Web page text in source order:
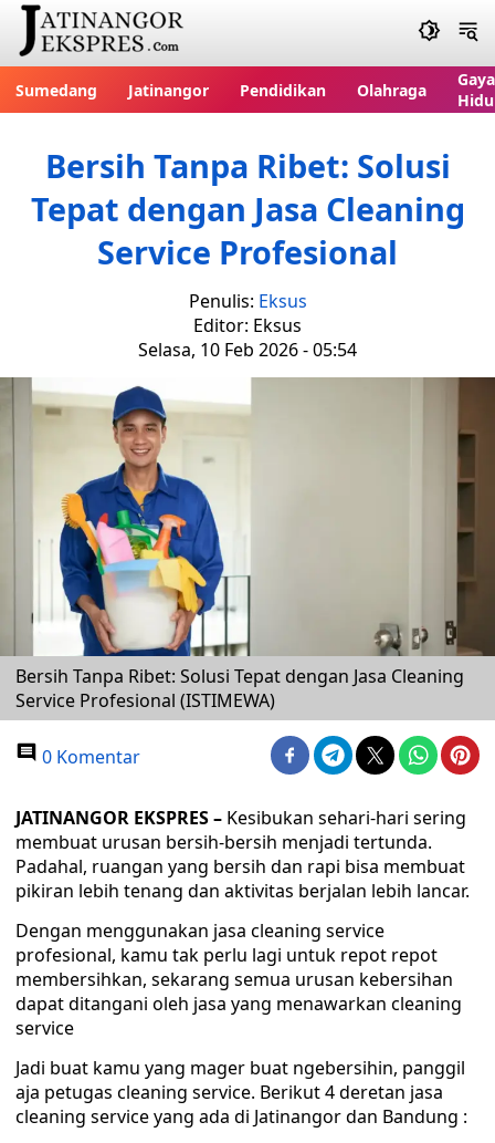
Sumedang Jatinangor Pendidikan Olahraga
Gaya
Bersih Tanpa Ribet: Solusi
Tepat dengan Jasa Cleaning
Service Profesional
Penulis: Eksus
Editor: Eksus
Selasa, 10 Feb 2026 - 05:54
Bersih Tanpa Ribet: Solusi Tepat dengan Jasa Cleaning
Service Profesional (ISTIMEWA)
0 Komentar
JATINANGOR EKSPRES – Kesibukan sehari-hari sering
membuat urusan bersih-bersih menjadi tertunda.
Padahal, ruangan yang bersih dan rapi bisa membuat
pikiran lebih tenang dan aktivitas berjalan lebih lancar.
Dengan menggunakan jasa cleaning service
profesional, kamu tak perlu lagi untuk repot repot
membersihkan, sekarang semua urusan kebersihan
dapat ditangani oleh jasa yang menawarkan cleaning
service
Jadi buat kamu yang mager buat ngebersihin, panggil
aja petugas cleaning service. Berikut 4 deretan jasa
cleaning service yang ada di Jatinangor dan Bandung :